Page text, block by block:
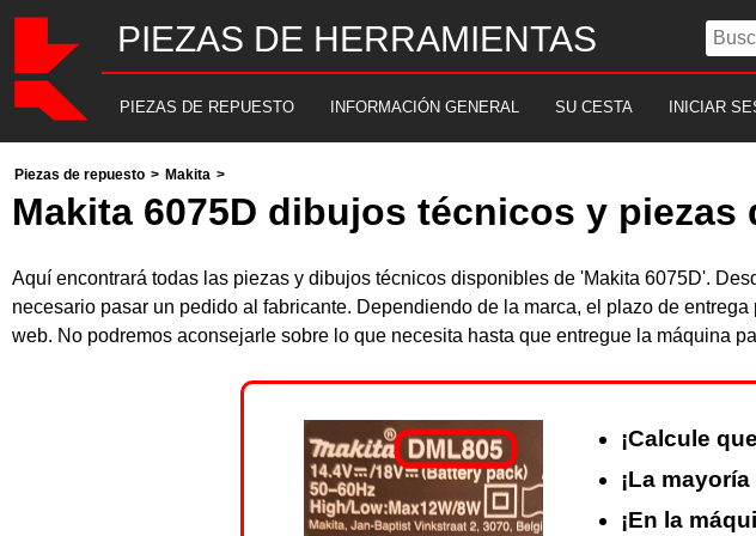
PIEZAS DE HERRAMIENTAS
PIEZAS DE REPUESTO INFORMACIÓN GENERAL SU CESTA INICIAR
Piezas de repuesto > Makita >
Makita 6075D dibujos técnicos y piezas
Aquí encontrará todas las piezas y dibujos técnicos disponibles de 'Makita 6075D'.
necesario pasar un pedido al fabricante. Dependiendo de la marca, el plazo de
web. No podremos aconsejarle sobre lo que necesita hasta que entregue la máquina
¡Calcule
¡La
¡En la